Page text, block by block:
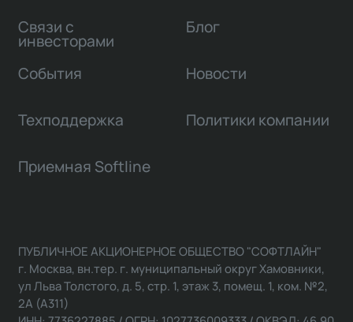
Связи с
инвесторами
Блог
События Новости
Техподдержка Политики компании
Приемная Softline
ПУБЛИЧНОЕ АКЦИОНЕРНОЕ ОБЩЕСТВО "СОФТЛАЙН"
г. Москва, вн.тер. г. муниципальный округ Хамовники,
ул Льва Толстого, д. 5, стр. 1, этаж 3, помещ. 1, ком. №2,
2А (А311)